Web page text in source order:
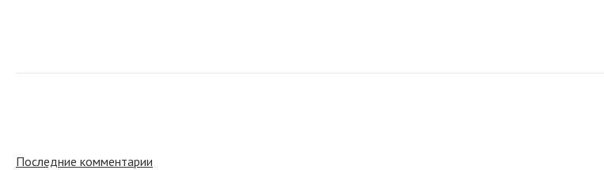
№ 299 от декабря 1965 года — «Красный Север»
Последние комментарии